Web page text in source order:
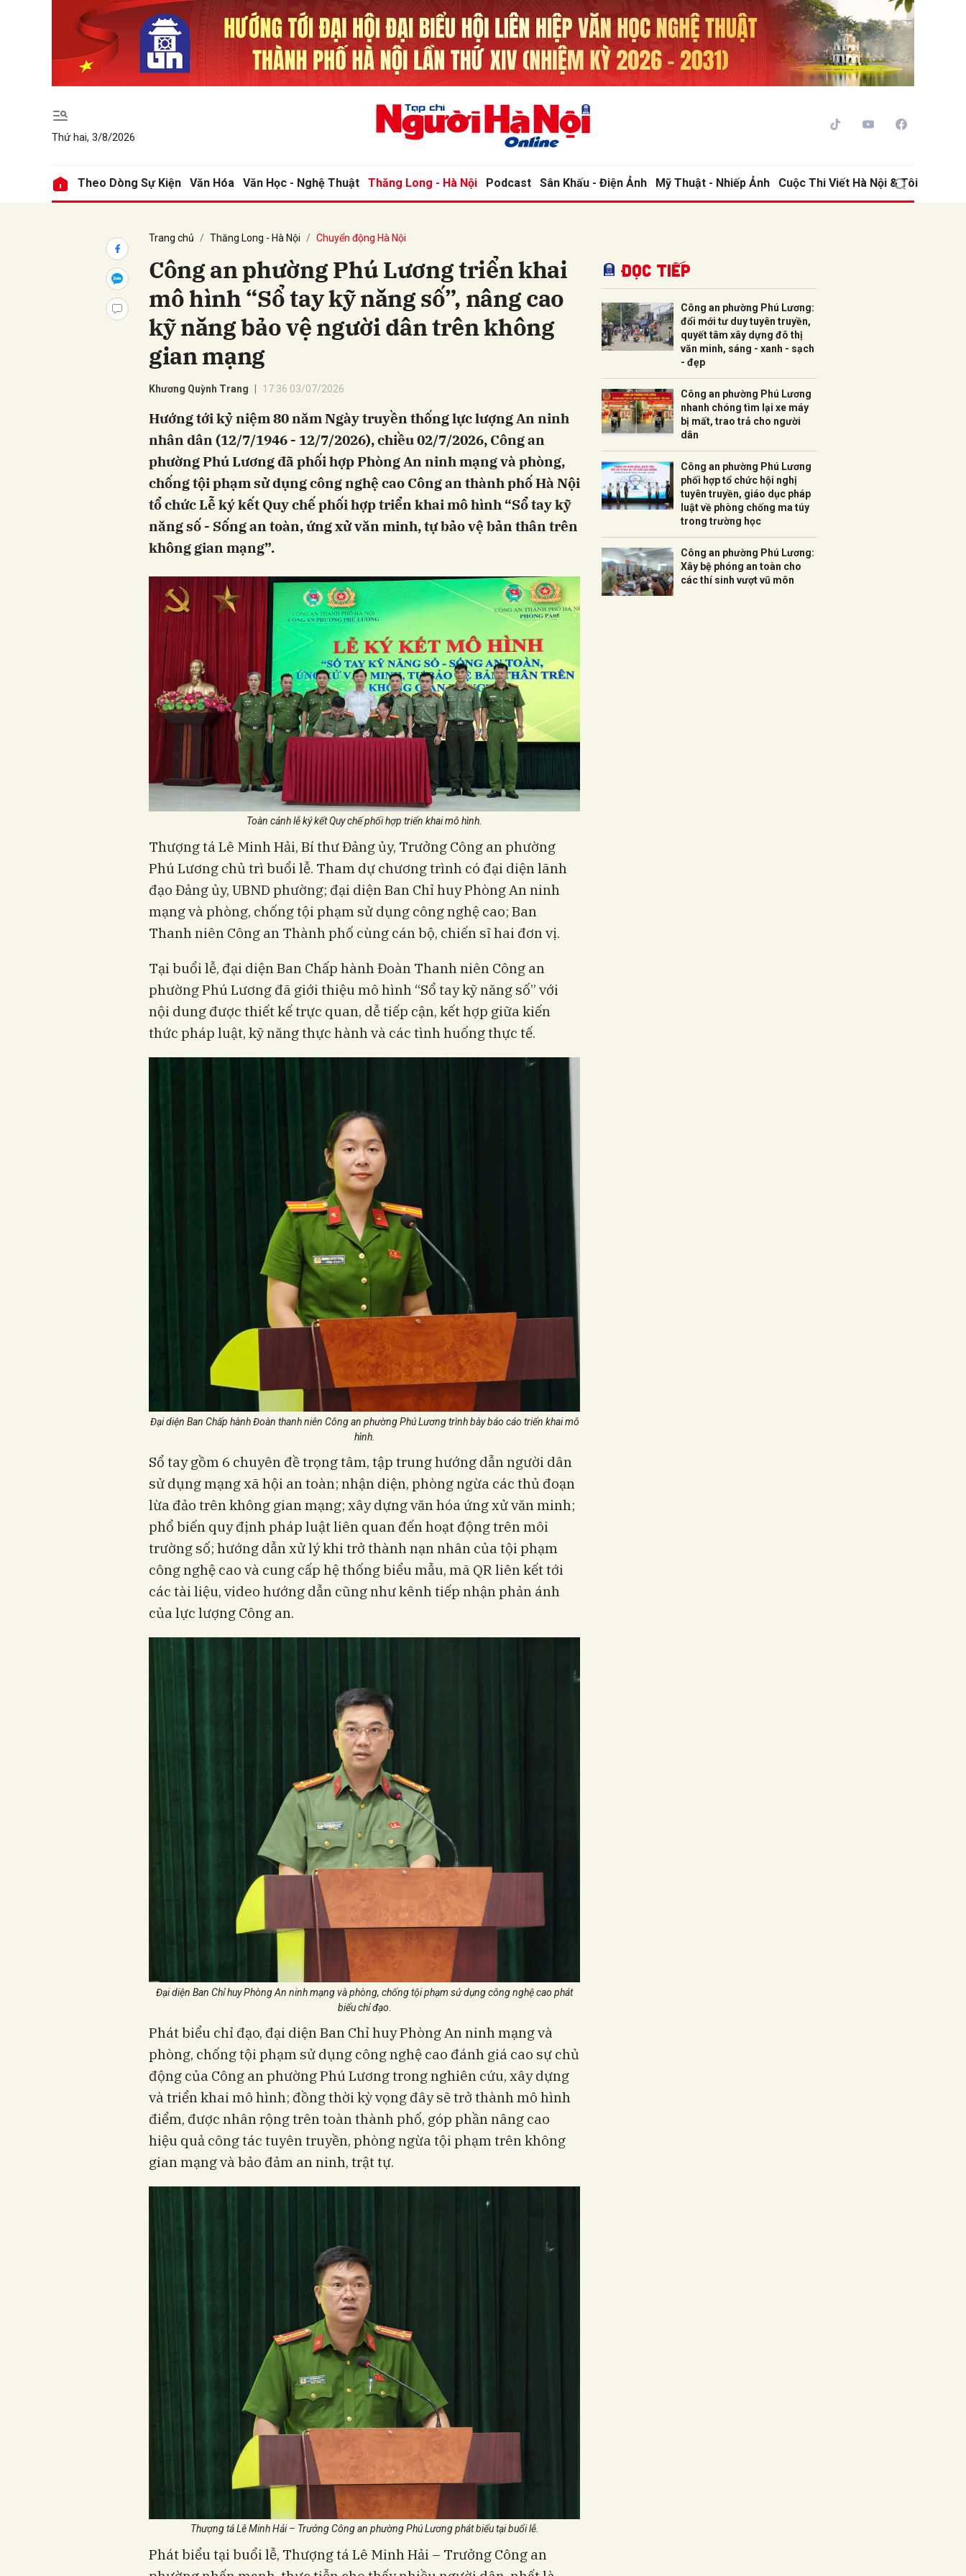
Thứ hai, 3/8/2026
Theo Dòng Sự Kiện Văn Hóa Văn Học - Nghệ Thuật Thăng Long - Hà Nội Podcast Sân Khấu - Điện Ảnh Mỹ Thuật - Nhiếp Ảnh Cuộc Thi Viết Hà Nội & Tôi
Trang chủ Thăng Long - Hà Nội Chuyển động Hà Nội
Công an phường Phú Lương triển khai
mô hình “Sổ tay kỹ năng số”, nâng cao
kỹ năng bảo vệ người dân trên không
gian mạng
Khương Quỳnh Trang 17:36 03/07/2026
Hướng tới kỷ niệm 80 năm Ngày truyền thống lực lượng An ninh
nhân dân (12/7/1946 - 12/7/2026), chiều 02/7/2026, Công an
phường Phú Lương đã phối hợp Phòng An ninh mạng và phòng,
chống tội phạm sử dụng công nghệ cao Công an thành phố Hà Nội
tổ chức Lễ ký kết Quy chế phối hợp triển khai mô hình “Sổ tay kỹ
năng số - Sống an toàn, ứng xử văn minh, tự bảo vệ bản thân trên
không gian mạng”.
Toàn cảnh lễ ký kết Quy chế phối hợp triển khai mô hình.
Thượng tá Lê Minh Hải, Bí thư Đảng ủy, Trưởng Công an phường
Phú Lương chủ trì buổi lễ. Tham dự chương trình có đại diện lãnh
đạo Đảng ủy, UBND phường; đại diện Ban Chỉ huy Phòng An ninh
mạng và phòng, chống tội phạm sử dụng công nghệ cao; Ban
Thanh niên Công an Thành phố cùng cán bộ, chiến sĩ hai đơn vị.
Tại buổi lễ, đại diện Ban Chấp hành Đoàn Thanh niên Công an
phường Phú Lương đã giới thiệu mô hình “Sổ tay kỹ năng số” với
nội dung được thiết kế trực quan, dễ tiếp cận, kết hợp giữa kiến
thức pháp luật, kỹ năng thực hành và các tình huống thực tế.
Đại diện Ban Chấp hành Đoàn thanh niên Công an phường Phú Lương trình bày báo cáo triển khai mô
hình.
Sổ tay gồm 6 chuyên đề trọng tâm, tập trung hướng dẫn người dân
sử dụng mạng xã hội an toàn; nhận diện, phòng ngừa các thủ đoạn
lừa đảo trên không gian mạng; xây dựng văn hóa ứng xử văn minh;
phổ biến quy định pháp luật liên quan đến hoạt động trên môi
trường số; hướng dẫn xử lý khi trở thành nạn nhân của tội phạm
công nghệ cao và cung cấp hệ thống biểu mẫu, mã QR liên kết tới
các tài liệu, video hướng dẫn cũng như kênh tiếp nhận phản ánh
của lực lượng Công an.
Đại diện Ban Chỉ huy Phòng An ninh mạng và phòng, chống tội phạm sử dụng công nghệ cao phát
biểu chỉ đạo
Phát biểu chỉ đạo, đại diện Ban Chỉ huy Phòng An ninh mạng và
phòng, chống tội phạm sử dụng công nghệ cao đánh giá cao sự chủ
động của Công an phường Phú Lương trong nghiên cứu, xây dựng
và triển khai mô hình; đồng thời kỳ vọng đây sẽ trở thành mô hình
điểm, được nhân rộng trên toàn thành phố, góp phần nâng cao
hiệu quả công tác tuyên truyền, phòng ngừa tội phạm trên không
gian mạng và bảo đảm an ninh, trật tự.
Thượng tá Lê Minh Hải – Trưởng Công an phường Phú Lương phát biểu tại buổi lễ.
Phát biểu tại buổi lễ, Thượng tá Lê Minh Hải – Trưởng Công an
Đọc tiếp
Công an phường Phú Lương:
đổi mới tư duy tuyên truyền,
quyết tâm xây dựng đô thị
văn minh, sáng - xanh - sạch
- đẹp
Công an phường Phú Lương
nhanh chóng tìm lại xe máy
bị mất, trao trả cho người
dân
Công an phường Phú Lương
phối hợp tổ chức hội nghị
tuyên truyền, giáo dục pháp
luật về phòng chống ma túy
trong trường học
Công an phường Phú Lương:
Xây bệ phóng an toàn cho
các thí sinh vượt vũ môn
Gửi bình luận